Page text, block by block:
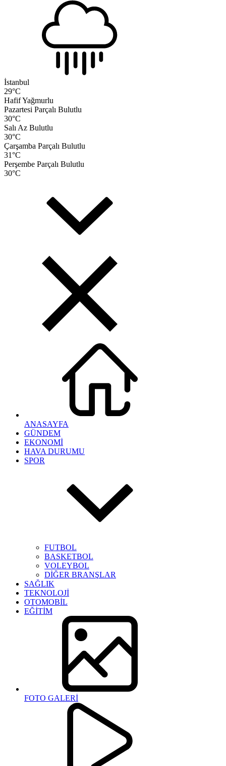
İstanbul
29°C
Hafif Yağmurlu
Pazartesi Parçalı Bulutlu
30°C
Salı Az Bulutlu
30°C
Çarşamba Parçalı Bulutlu
31°C
Perşembe Parçalı Bulutlu
30°C
ANASAYFA
GÜNDEM
EKONOMİ
HAVA DURUMU
SPOR
FUTBOL
BASKETBOL
VOLEYBOL
DİĞER BRANŞLAR
SAĞLIK
TEKNOLOJİ
OTOMOBİL
EĞİTİM
FOTO GALERİ